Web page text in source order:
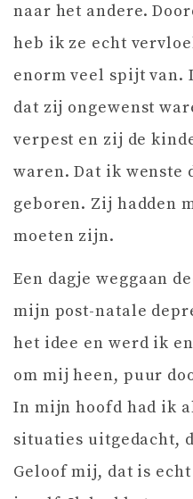
naar het andere.
heb ik ze echt
enorm veel spijt van.
dat zij ongewenst
verpest en zij de
waren. Dat ik wenste
geboren. Zij hadden
moeten zijn.
Een dagje weggaan
mijn post-natale
het idee en werd ik
om mij heen, puur
In mijn hoofd had ik
situaties uitgedacht,
Geloof mij, dat is